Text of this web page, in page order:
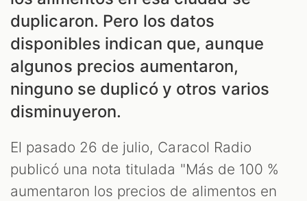
duplicaron. Pero los datos
disponibles indican que, aunque
algunos precios aumentaron,
ninguno se duplicó y otros varios
disminuyeron.
El pasado 26 de julio, Caracol Radio
publicó una nota titulada "Más de 100 %
aumentaron los precios de alimentos en